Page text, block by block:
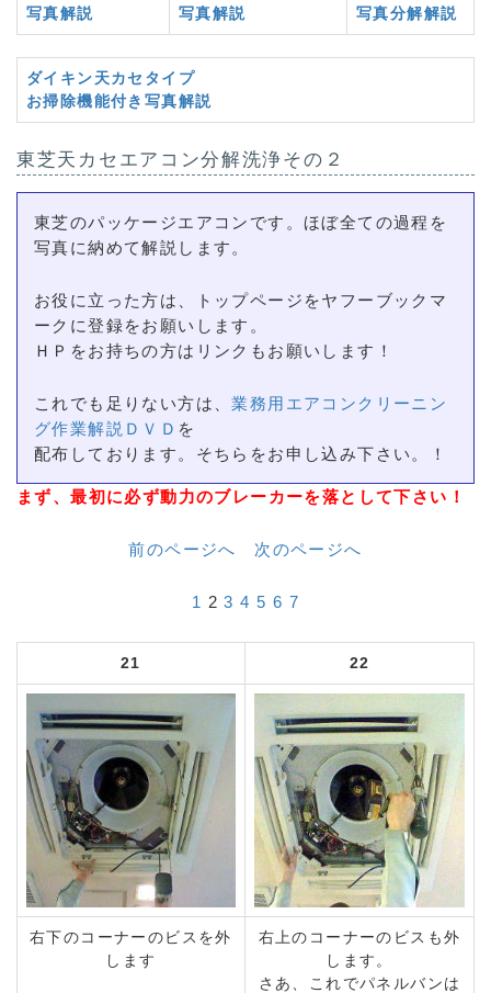
写真解説
写真解説
写真分解解説
ダイキン天カセタイプ
お掃除機能付き写真解説
東芝天カセエアコン分解洗浄その２
東芝のパッケージエアコンです。ほぼ全ての過程を
写真に納めて解説します。
お役に立った方は、トップページをヤフーブックマ
ークに登録をお願いします。
ＨＰをお持ちの方はリンクもお願いします！
これでも足りない方は、業務用エアコンクリーニン
グ作業解説ＤＶＤ を
配布しております。そちらをお申し込み下さい。！
まず、最初に必ず動力のブレーカーを落として下さい！
前のページへ 次のページへ
1 23 4 5 6 7
21 22
右下のコーナーのビスを外
します
右上のコーナーのビスも外
します。
さあ、これでパネルバンは